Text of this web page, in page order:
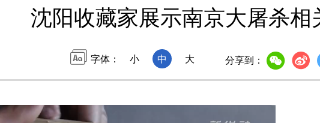
沈阳收藏家展示南京大屠杀相
字体： 小 中 大 分享到：